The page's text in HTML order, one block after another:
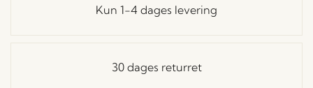
Kun 1-4 dages levering
30 dages returret